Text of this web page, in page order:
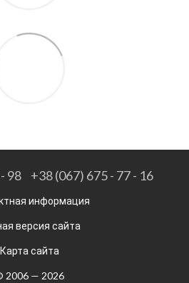
98 +38 (067) 675 - 77 - 16
информация
версия сайта
Карта сайта
2006 — 2026